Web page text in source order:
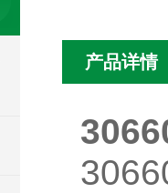
产品详情